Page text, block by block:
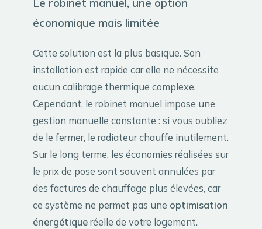
Le robinet manuel, une option
économique mais limitée
Cette solution est la plus basique. Son
installation est rapide car elle ne nécessite
aucun calibrage thermique complexe.
Cependant, le robinet manuel impose une
gestion manuelle constante : si vous oubliez
de le fermer, le radiateur chauffe inutilement.
Sur le long terme, les économies réalisées sur
le prix de pose sont souvent annulées par
des factures de chauffage plus élevées, car
ce système ne permet pas une optimisation
énergétiqueréelle de votre logement.